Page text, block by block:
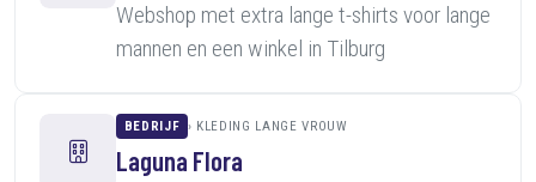
Webshop met extra lange t-shirts voor lange
mannen en een winkel in Tilburg
BEDRIJF KLEDING LANGE VROUW
Laguna Flora